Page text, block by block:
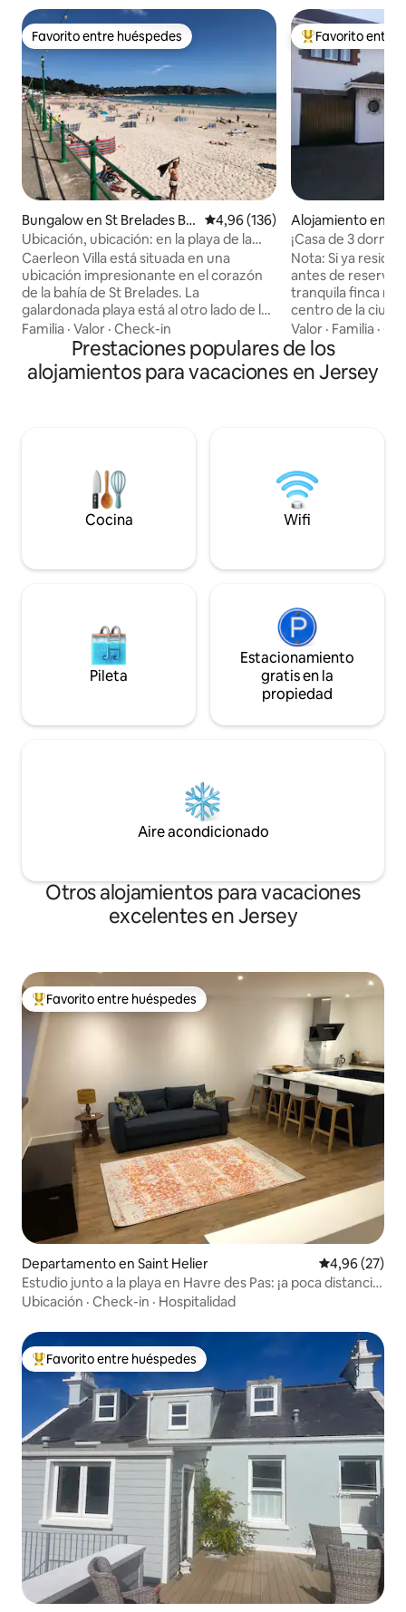
Favorito entre huéspedes
Favorito entre huéspedes
Bungalow en St Brelades Ba
y
Calificación promedio: 4,96 de
4,96 (136)
Ubicación, ubicación: en la playa de la
bahía de St Brelade
Caerleon Villa está situada en una
ubicación impresionante en el corazón
de la bahía de St Brelades. La
galardonada playa está al otro lado de la
carretera. El alojamiento es una
pintoresca casa de vacaciones, muy
hogareña, espaciosa, luminosa y aireada.
Hay varios espacios al aire libre para
para pasar unas vacaciones de invierno y
cuenta con una fabulosa estufa de leña
para pasar noches maravillosas y
Familia · Valor · Check-in
Favorito entre
Favorito entre
Alojamiento en
nds
¡Casa de 3
con piscina!
Nota: Si ya resides en Jersey, consulta
antes de reservar. Ubicado en
tranquila finca
centro de la
minutos en coche
Una tienda y una
minutos en
con cajero
Hay un campo de
minutos con un
canchas de tenis
Valor · Familia ·
Prestaciones populares de los
alojamientos para vacaciones en Jersey
Cocina Wifi
Pileta
Estacionamiento
gratis en la
propiedad
Aire acondicionado
Otros alojamientos para vacaciones
excelentes en Jersey
Favorito entre los huéspedes más destacados
Favorito entre huéspedes
Departamento en Saint Helier Calificación
4,96 (27)
Estudio junto a la playa en Havre des Pas: ¡a poca distancia
a pie de la ciudad!
Ubicación · Check-in · Hospitalidad
Favorito entre los huéspedes más destacados
Favorito entre huéspedes